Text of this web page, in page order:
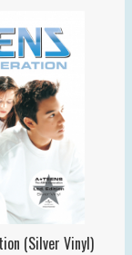
(Silver Vinyl)